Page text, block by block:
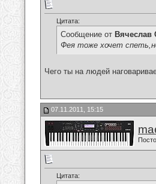
Цитата:
Сообщение от Вячеслав
Фея тоже хочет
Чего ты на людей
07.11.2011, 15:15
Цитата: